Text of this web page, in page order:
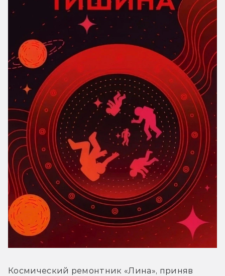
Космический ремонтник «Лина», приняв